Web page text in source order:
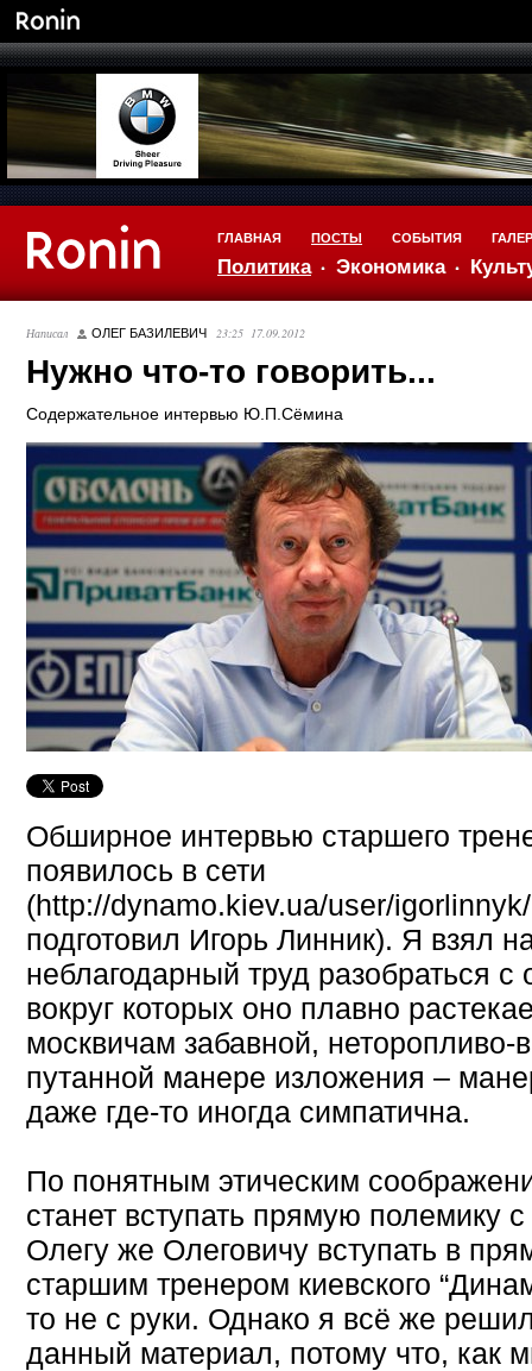
ГЛАВНАЯ
Политика Экономика
ПОСТЫ СОБЫТИЯ
Написал ОЛЕГ БАЗИЛЕВИЧ 23:25 17.09.2012
Нужно что-то говорить...
Содержательное интервью Ю.П.Сёмина
Обширное интервью старшего
появилось в сети
(http://dynamo.kiev.ua/user/
подготовил Игорь Линник). Я взял
неблагодарный труд разобраться
вокруг которых оно плавно
москвичам забавной, неторопливо-
путанной манере изложения –
даже где-то иногда симпатична.
По понятным этическим
станет вступать прямую полемику c
Олегу же Олеговичу вступать в
старшим тренером киевского
то не с руки. Однако я всё же
данный материал, потому что, как